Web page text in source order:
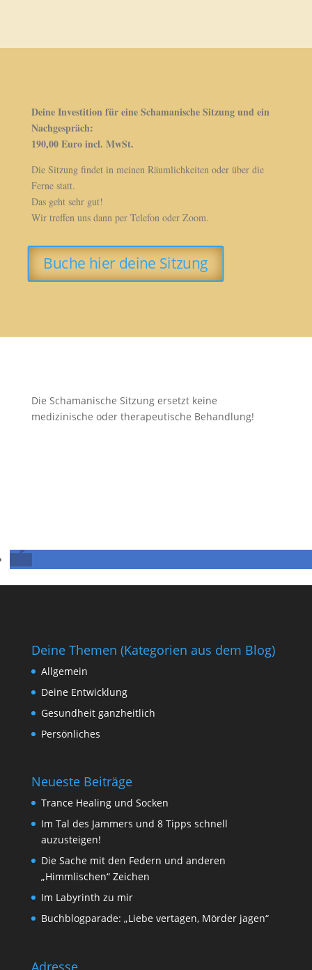
Deine Investition für eine Schamanische Sitzung und ein
Nachgespräch:
190,00 Euro incl. MwSt.
Die Sitzung findet in meinen Räumlichkeiten oder über die
Ferne statt.
Das geht sehr gut!
Wir treffen uns dann per Telefon oder Zoom.
Buche hier deine Sitzung
Die Schamanische Sitzung ersetzt keine
medizinische oder therapeutische Behandlung!
Deine Themen (Kategorien aus dem Blog)
Allgemein
Deine Entwicklung
Gesundheit ganzheitlich
Persönliches
Neueste Beiträge
Trance Healing und Socken
Im Tal des Jammers und 8 Tipps schnell
auzusteigen!
Die Sache mit den Federn und anderen
„Himmlischen“ Zeichen
Im Labyrinth zu mir
Buchblogparade: „Liebe vertagen, Mörder jagen“
Adresse